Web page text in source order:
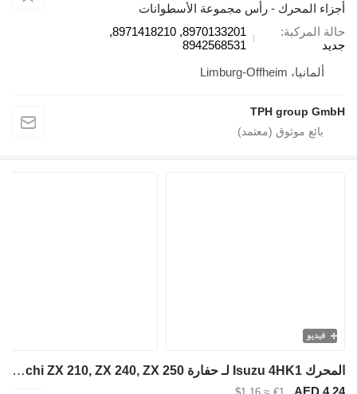
المحرك - رأس مجموعة الأسطوانات
8970133201, 8971418210,
8942568531
ألمانيا، Limburg-Offheim
TPH group
المحرك Isuzu 4HK1 لـ حفارة Hitachi ZX 210, ZX 240, ZX 250
AED